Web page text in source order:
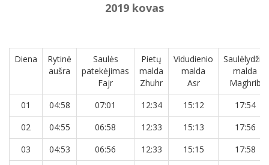
2019 kovas
Diena
Rytinė
aušra
Saulės
patekėjimas
Fajr
Pietų
malda
Zhuhr
Vidudienio
malda
Asr
Saulėlydžio
malda
Maghrib
01
04:58 07:01 12:34 15:12
17:54
02
04:55 06:58 12:33 15:13
17:56
03
04:53 06:56 12:33 15:15
17:58